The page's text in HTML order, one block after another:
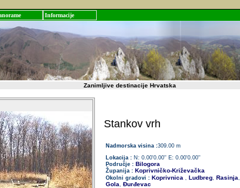
Informacije
Zanimljive destinacije Hrvatska
Stankov vrh
Nadmorska visina :309.00 m
Lokacija :N: 0.00'0.00'' E: 0.00'0.00''
Područje :Bilogora
Županija : Koprivničko-Križevačka
Okolni gradovi : Koprivnica , Ludbreg, Rasinja,
Gola, Đurđevac